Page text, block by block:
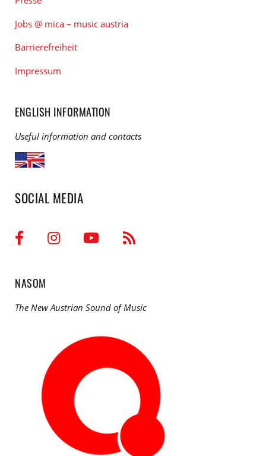
Jobs @ mica – music austria
Barrierefreiheit
Impressum
ENGLISH INFORMATION
Useful information and contacts
SOCIAL MEDIA
NASOM
The New Austrian Sound of Music